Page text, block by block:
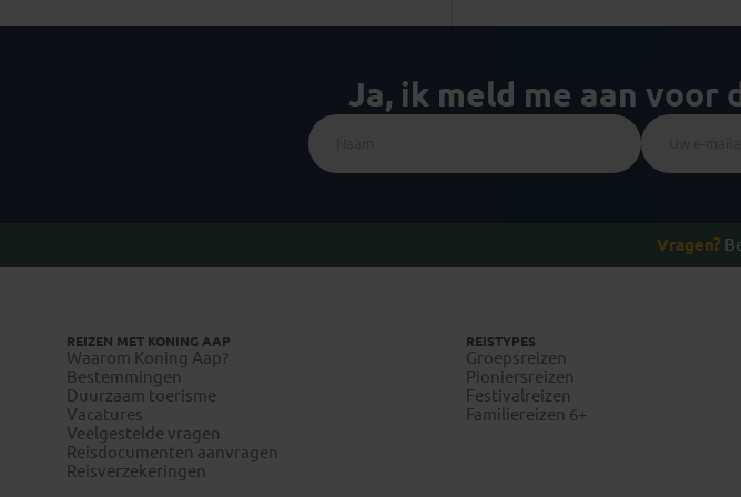
Ja, ik meld me aan
Vragen?
REIZEN MET KONING AAP
Waarom Koning Aap?
Bestemmingen
Duurzaam toerisme
Vacatures
Veelgestelde vragen
Reisdocumenten aanvragen
Reisverzekeringen
REISTYPES
Groepsreizen
Pioniersreizen
Festivalreizen
Familiereizen 6+